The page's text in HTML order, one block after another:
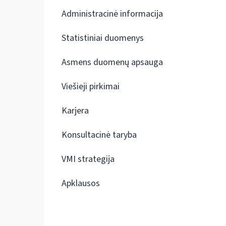
Administracinė informacija
Statistiniai duomenys
Asmens duomenų apsauga
Viešieji pirkimai
Karjera
Konsultacinė taryba
VMI strategija
Apklausos